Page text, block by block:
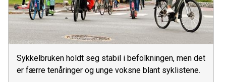
Sykkelbruken holdt seg stabil i befolkningen, men det
er færre tenåringer og unge voksne blant syklistene.